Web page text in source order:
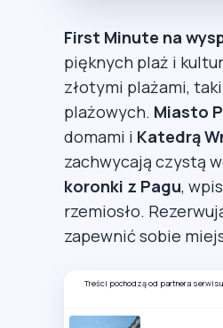
First Minute na
pięknych plaż i
złotymi plażami,
plażowych. Miasto
domami i Katedrą
zachwycają czystą
koronki z Pagu,
rzemiosło.
zapewnić sobie
Treści pochodzą od partnera